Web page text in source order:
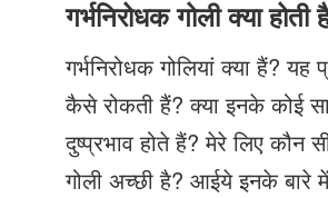
Just Poocho
संपर्क करें
गर्भनिरोधक गोली क्या होती
गर्भनिरोधक गोलियां क्या हैं? यह
कैसे रोकती हैं? क्या इनके कोई
दुष्प्रभाव होते हैं? मेरे लिए कौन
गोली अच्छी है? आईये इनके बारे